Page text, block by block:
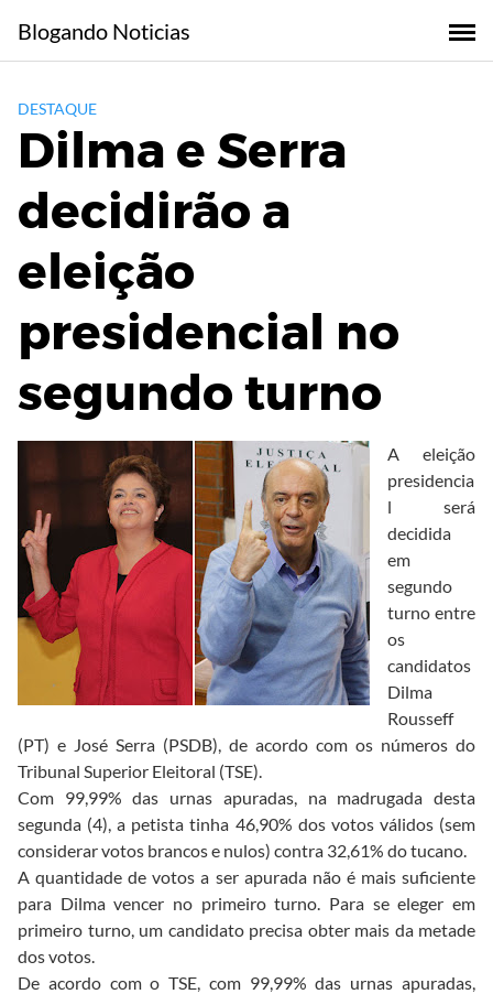
content
Blogando Noticias
DESTAQUE
Dilma e Serra
decidirão a
eleição
presidencial no
segundo turno
A eleição
presidencia
l será
decidida
em
segundo
turno entre
os
candidatos
Dilma
Rousseff
(PT) e José Serra (PSDB), de acordo com os números do
Tribunal Superior Eleitoral (TSE).
Com 99,99% das urnas apuradas, na madrugada desta
segunda (4), a petista tinha 46,90% dos votos válidos (sem
considerar votos brancos e nulos) contra 32,61% do tucano.
A quantidade de votos a ser apurada não é mais suficiente
para Dilma vencer no primeiro turno. Para se eleger em
primeiro turno, um candidato precisa obter mais da metade
dos votos.
De acordo com o TSE, com 99,99% das urnas apuradas,